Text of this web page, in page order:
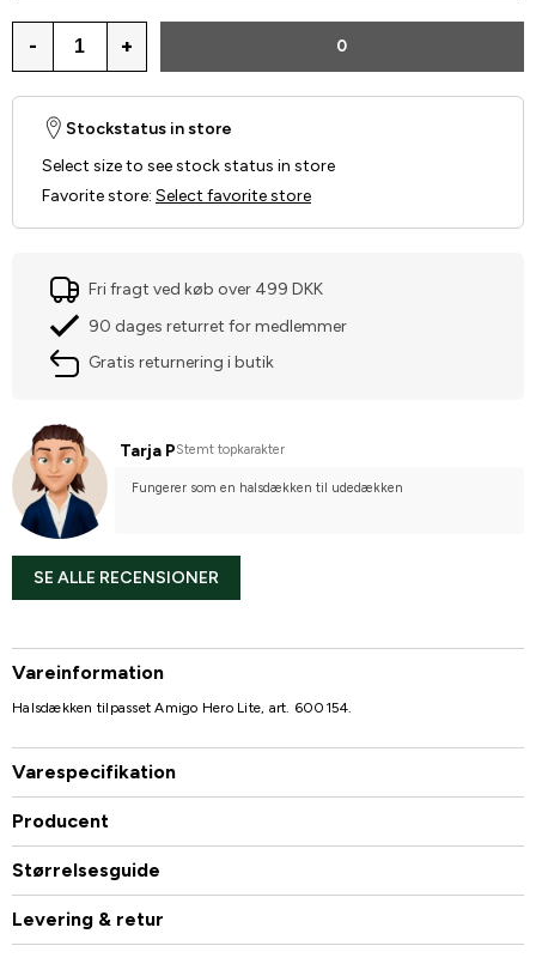
- + 0
Stockstatus in store
Select size to see stock status in store
Favorite store: Select favorite store
Fri fragt ved køb over 499 DKK
90 dages returret for medlemmer
Gratis returnering i butik
Tarja PStemt topkarakter
Fungerer som en halsdækken til udedækken
SE ALLE RECENSIONER
Vareinformation
Halsdækken tilpasset Amigo Hero Lite, art. 600154.
Varespecifikation
Producent
Størrelsesguide
Levering & retur